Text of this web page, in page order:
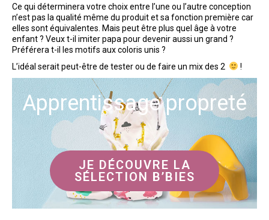
Ce qui déterminera votre choix entre l’une ou l’autre conception
n’est pas la qualité même du produit et sa fonction première car
elles sont équivalentes. Mais peut être plus quel âge à votre
enfant ? Veux t-il imiter papa pour devenir aussi un grand ?
Préférera t-il les motifs aux coloris unis ?
L’idéal serait peut-être de tester ou de faire un mix des 2
!
Apprentissage propreté
JE DÉCOUVRE LA
SÉLECTION B’BIES